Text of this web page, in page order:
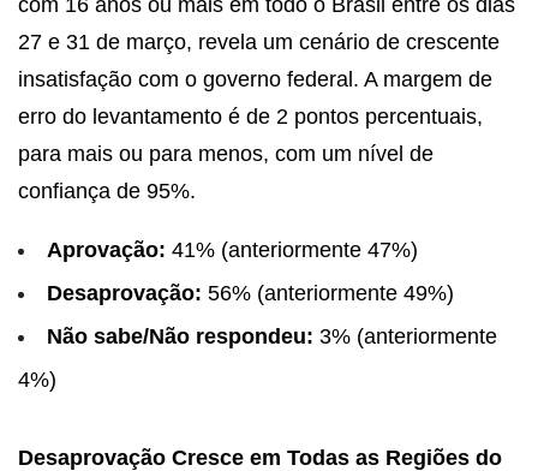
com 16 anos ou mais em todo o Brasil entre os dias
27 e 31 de março, revela um cenário de crescente
insatisfação com o governo federal. A margem de
erro do levantamento é de 2 pontos percentuais,
para mais ou para menos, com um nível de
confiança de 95%.
Aprovação: 41% (anteriormente 47%)
Desaprovação: 56% (anteriormente 49%)
Não sabe/Não respondeu: 3% (anteriormente
4%)
Desaprovação Cresce em Todas as Regiões do